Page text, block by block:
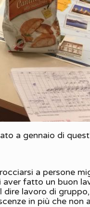
a gennaio di
a persone
fatto un buon
lavoro di
in più che non